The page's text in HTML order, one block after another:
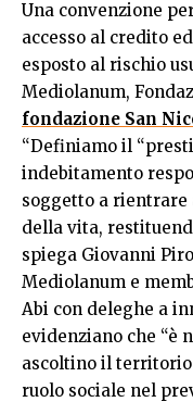
Una convenzione
accesso al credito
esposto al rischio
Mediolanum,
fondazione San
“Definiamo il
indebitamento
soggetto a
della vita,
spiega Giovanni
Mediolanum e
Abi con deleghe a
evidenziano che “è
ascoltino il
ruolo sociale nel